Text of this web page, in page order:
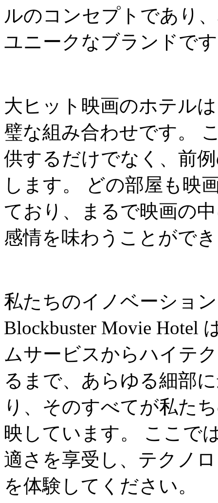
ルのコンセプトであり
ユニークなブランドで
大ヒット映画のホテル
璧な組み合わせです。
供するだけでなく、前
します。 どの部屋も映
ており、まるで映画の
感情を味わうことがで
私たちのイノベーショ
Blockbuster Movie Hotel
ムサービスからハイテ
るまで、あらゆる細部
り、そのすべてが私た
映しています。 ここで
適さを享受し、テクノ
を体験してください。